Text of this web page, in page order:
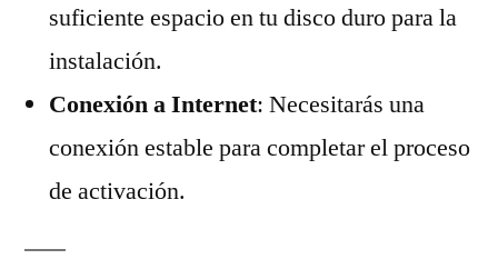
suficiente espacio en tu disco duro para la
instalación.
Conexión a Internet: Necesitarás una
conexión estable para completar el proceso
de activación.